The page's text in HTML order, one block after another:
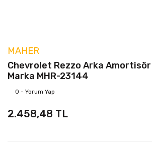
MAHER
Chevrolet Rezzo Arka Amortisör
Marka MHR-23144
0 - Yorum Yap
2.458,48 TL